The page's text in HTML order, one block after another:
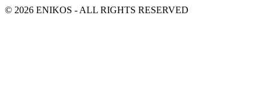
© 2026 ENIKOS - ALL RIGHTS RESERVED